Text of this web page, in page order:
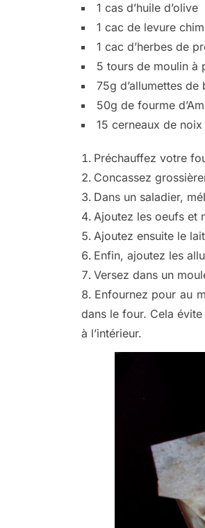
1 cas d’huile d’olive
1 cac de levure
1 cac d’herbes de
5 tours de moulin à
75g d’allumettes de
50g de fourme
15 cerneaux de noix
Préchauffez votre
Concassez
Dans un saladier,
Ajoutez les oeufs et
Ajoutez ensuite le
Enfin, ajoutez les
Versez dans un
Enfournez pour au
dans le four. Cela
à l’intérieur.